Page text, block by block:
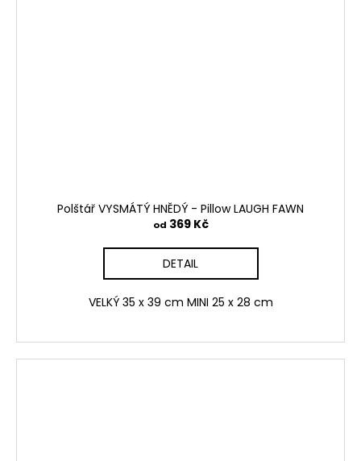
Polštář VYSMÁTÝ HNĚDÝ - Pillow LAUGH FAWN
od 369 Kč
DETAIL
VELKÝ 35 x 39 cm MINI 25 x 28 cm